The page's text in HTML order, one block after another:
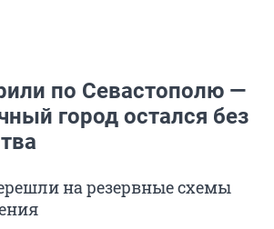
по Севастополю —
город остался без
на резервные схемы